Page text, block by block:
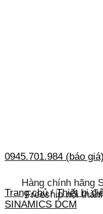
0945.701.984 (báo giá)
Hàng chính hãng
Freeship nội
Trang chủ / Thiết bị
SINAMICS DCM